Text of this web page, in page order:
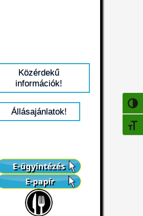
Közérdekű
információk!
Állásajánlatok!